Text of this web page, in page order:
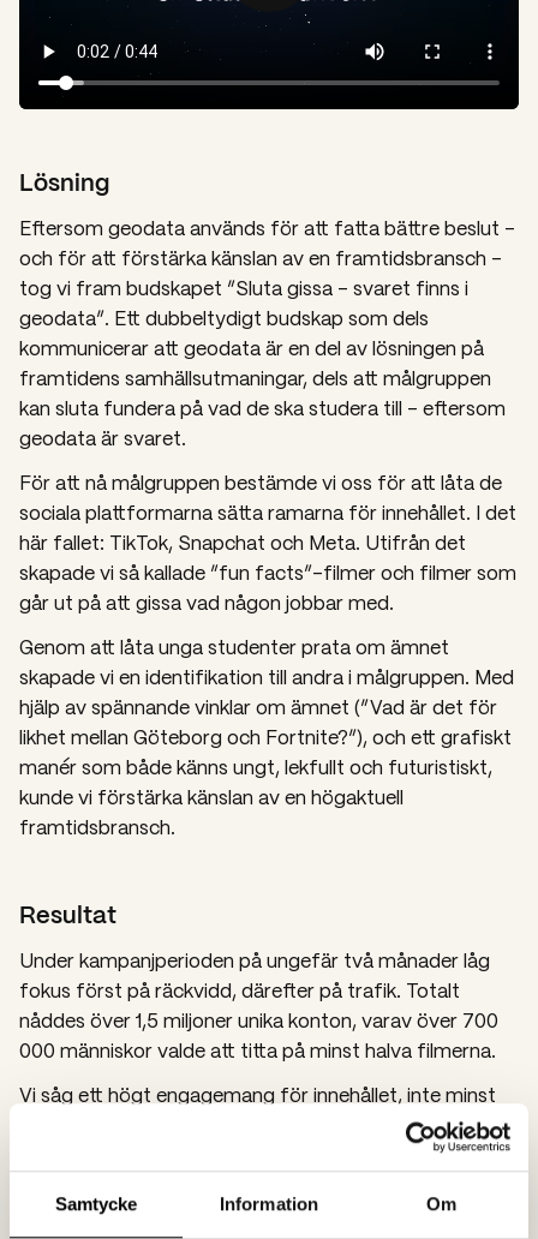
Samtycke Information Om
Lösning
Eftersom geodata används för att fatta bättre beslut –
och för att förstärka känslan av en framtidsbransch –
tog vi fram budskapet ”Sluta gissa – svaret finns i
geodata”. Ett dubbeltydigt budskap som dels
kommunicerar att geodata är en del av lösningen på
framtidens samhällsutmaningar, dels att målgruppen
kan sluta fundera på vad de ska studera till – eftersom
geodata är svaret.
För att nå målgruppen bestämde vi oss för att låta de
sociala plattformarna sätta ramarna för innehållet. I det
här fallet: TikTok, Snapchat och Meta. Utifrån det
skapade vi så kallade ”fun facts”-filmer och filmer som
går ut på att gissa vad någon jobbar med.
Genom att låta unga studenter prata om ämnet
skapade vi en identifikation till andra i målgruppen. Med
hjälp av spännande vinklar om ämnet (”Vad är det för
likhet mellan Göteborg och Fortnite?”), och ett grafiskt
manér som både känns ungt, lekfullt och futuristiskt,
kunde vi förstärka känslan av en högaktuell
framtidsbransch.
Resultat
Under kampanjperioden på ungefär två månader låg
fokus först på räckvidd, därefter på trafik. Totalt
nåddes över 1,5 miljoner unika konton, varav över 700
000 människor valde att titta på minst halva filmerna.
Vi såg ett högt engagemang för innehållet, inte minst
på TikTok där filmerna fick över 6 000 likes och nästan
300 kommentarer. Cost per view (CPV) och cost per
tydligt tecken på att vi prickat rätt i känsla och tonalitet.